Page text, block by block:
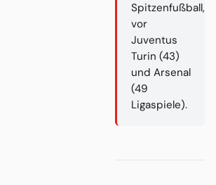
Spitzenfußball,
vor
Juventus
Turin (43)
und Arsenal
(49
Ligaspiele).